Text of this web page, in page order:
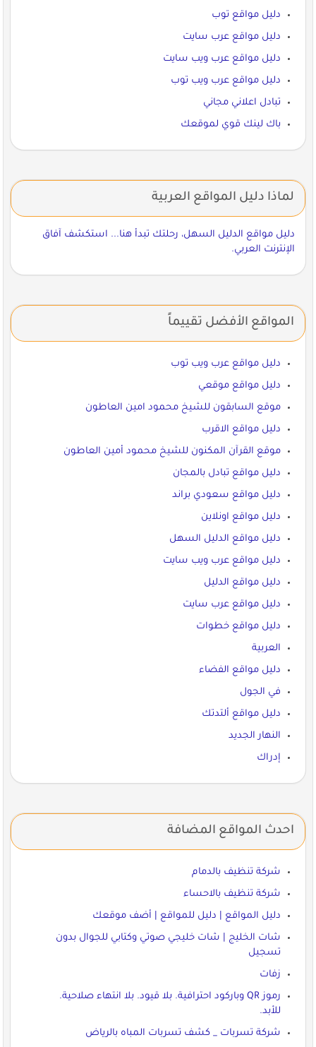
دليل مواقع توب
دليل مواقع عرب سايت
دليل مواقع عرب ويب سايت
دليل مواقع عرب ويب توب
تبادل اعلاني مجاني
باك لينك قوي لموقعك
لماذا دليل المواقع العربية
دليل مواقع الدليل السهل، رحلتك تبدأ هنا... استكشف آفاق
الإنترنت العربي.
المواقع الأفضل تقييماً
دليل مواقع عرب ويب توب
دليل مواقع موقعي
موقع السابقون للشيخ محمود امين العاطون
دليل مواقع الاقرب
موقع القرآن المكنون للشيخ محمود أمين العاطون
دليل مواقع تبادل بالمجان
دليل مواقع سعودي براند
دليل مواقع اونلاين
دليل مواقع الدليل السهل
دليل مواقع عرب ويب سايت
دليل مواقع الدليل
دليل مواقع عرب سايت
دليل مواقع خطوات
العربية
دليل مواقع الفضاء
في الجول
دليل مواقع ألتدتك
النهار الجديد
إدراك
احدث المواقع المضافة
شركة تنظيف بالدمام
شركة تنظيف بالاحساء
دليل المواقع | دليل للمواقع | أضف موقعك
شات الخليج | شات خليجي صوتي وكتابي للجوال بدون
تسجيل
زفات
رموز QR وباركود احترافية. بلا قيود. بلا انتهاء صلاحية.
للأبد.
شركة تسربات _ كشف تسربات المباه بالرياض